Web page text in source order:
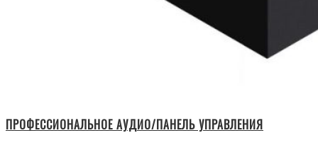
ПРОФЕССИОНАЛЬНОЕ АУДИО/ПАНЕЛЬ УПРАВЛЕНИЯ